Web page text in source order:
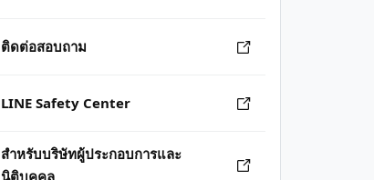
ติดต่อสอบถาม
LINE Safety Center
สำหรับบริษัทผู้ประกอบการและ
นิติบุคคล